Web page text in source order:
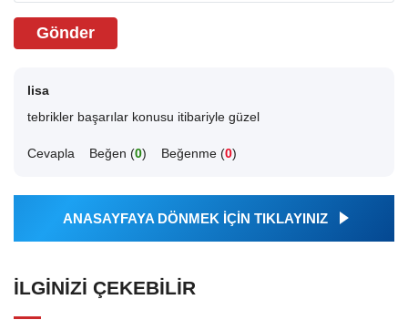
Gönder
lisa
tebrikler başarılar konusu itibariyle güzel
Cevapla Beğen (0) Beğenme (0)
ANASAYFAYA DÖNMEK İÇİN TIKLAYINIZ
İLGINIZI ÇEKEBILIR